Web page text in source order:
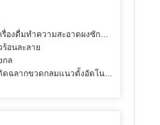
ครื่องดื่มทำความสะอาดผงซักฟอกผลิตภั
อนละลาย
กล
ดฉลากขวดกลมแนวตั้งอัตโนมัติ